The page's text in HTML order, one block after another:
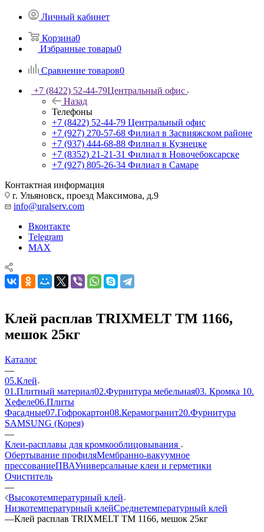
Личный кабинет
Корзина0
Избранные товары0
Сравнение товаров0
+7 (8422) 52-44-79Центральный офис
Назад
Телефоны
+7 (8422) 52-44-79 Центральный офис
+7 (927) 270-57-68 Филиал в Засвияжском районе
+7 (937) 444-68-88 Филиал в Кузнецке
+7 (8352) 21-21-31 Филиал в Новочебоксарске
+7 (927) 805-26-34 Филиал в Самаре
Контактная информация
г. Ульяновск, проезд Максимова, д.9
info@uralserv.com
Вконтакте
Telegram
MAX
Клей расплав TRIXMELT TM 1166,
мешок 25кг
Каталог
—
05.Клей
01.Плитный материал02.Фурнитура мебельная03. Кромка 10.
Хефеле06.Плиты
Фасадные07.Гофрокартон08.Керамогранит20.Фурнитура
SAMSUNG (Корея)
—
Клеи-расплавы для кромкооблицовывания
Обертывание профиляМембранно-вакуумное
прессованиеПВАУниверсальные клеи и герметики
Очиститель
—
Высокотемпературный клей
Низкотемпературный клейСреднетемпературный клей
—Клей расплав TRIXMELT TM 1166, мешок 25кг